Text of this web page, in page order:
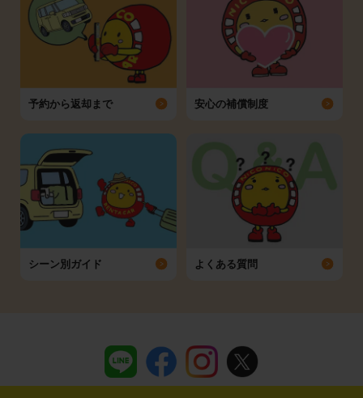
予約から返却まで 安心の補償制度
シーン別ガイド よくある質問